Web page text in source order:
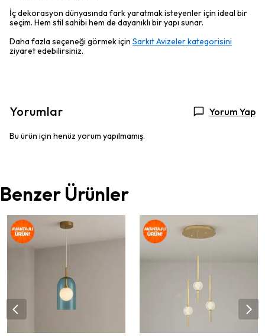
İç dekorasyon dünyasında fark yaratmak isteyenler için ideal bir
seçim. Hem stil sahibi hem de dayanıklı bir yapı sunar.
Daha fazla seçeneği görmek için Sarkıt Avizeler kategorisini
ziyaret edebilirsiniz.
Yorumlar Yorum Yap
Bu ürün için henüz yorum yapılmamış.
Benzer Ürünler